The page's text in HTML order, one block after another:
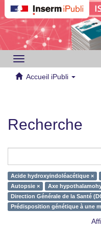
Toggle
navigation
Accueil iPubli
Recherche
Acide hydroxyindoléacétique ×
Autopsie ×
Axe
Direction Générale de la Santé
Prédisposition génétique à une